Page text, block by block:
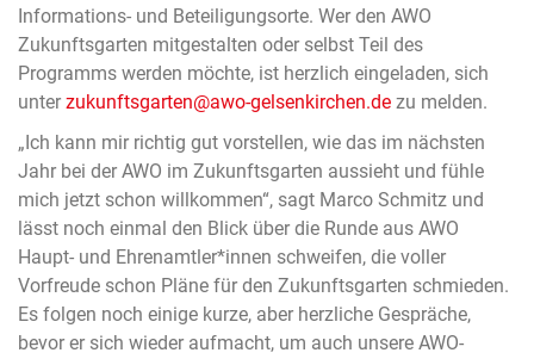
Informations- und Beteiligungsorte. Wer den AWO
Zukunftsgarten mitgestalten oder selbst Teil des
Programms werden möchte, ist herzlich eingeladen, sich
unter zukunftsgarten@awo-gelsenkirchen.de zu melden.
„Ich kann mir richtig gut vorstellen, wie das im nächsten
Jahr bei der AWO im Zukunftsgarten aussieht und fühle
mich jetzt schon willkommen“, sagt Marco Schmitz und
lässt noch einmal den Blick über die Runde aus AWO
Haupt- und Ehrenamtler*innen schweifen, die voller
Vorfreude schon Pläne für den Zukunftsgarten schmieden.
Es folgen noch einige kurze, aber herzliche Gespräche,
bevor er sich wieder aufmacht, um auch unsere AWO-